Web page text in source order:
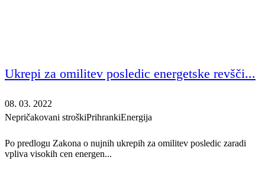
Ukrepi za omilitev posledic energetske revšči...
08. 03. 2022
Nepričakovani stroškiPrihrankiEnergija
Po predlogu Zakona o nujnih ukrepih za omilitev posledic zaradi
vpliva visokih cen energen...